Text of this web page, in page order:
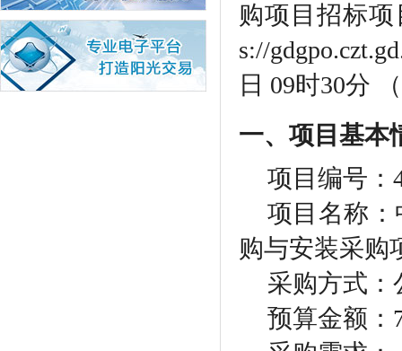
购项目招标项
s://
日 09时30分
一、项目基本
项目编号：
项目名称
购与安装采购
采购方式：
预算金额：